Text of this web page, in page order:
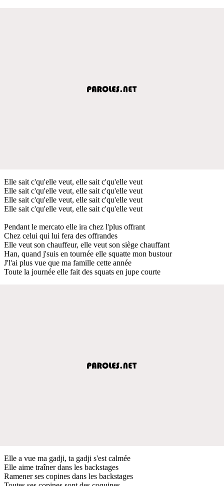
Elle sait c'qu'elle veut, elle sait c'qu'elle veut
Elle sait c'qu'elle veut, elle sait c'qu'elle veut
Elle sait c'qu'elle veut, elle sait c'qu'elle veut
Elle sait c'qu'elle veut, elle sait c'qu'elle veut
Pendant le mercato elle ira chez l'plus offrant
Chez celui qui lui fera des offrandes
Elle veut son chauffeur, elle veut son siège chauffant
Han, quand j'suis en tournée elle squatte mon bustour
J'l'ai plus vue que ma famille cette année
Toute la journée elle fait des squats en jupe courte
Elle a vue ma gadji, ta gadji s'est calmée
Elle aime traîner dans les backstages
Ramener ses copines dans les backstages